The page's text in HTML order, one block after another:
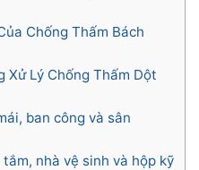
Chống Thấm Bách
Xử Lý Chống Thấm Dột
ban công và sân
nhà vệ sinh và hộp kỹ